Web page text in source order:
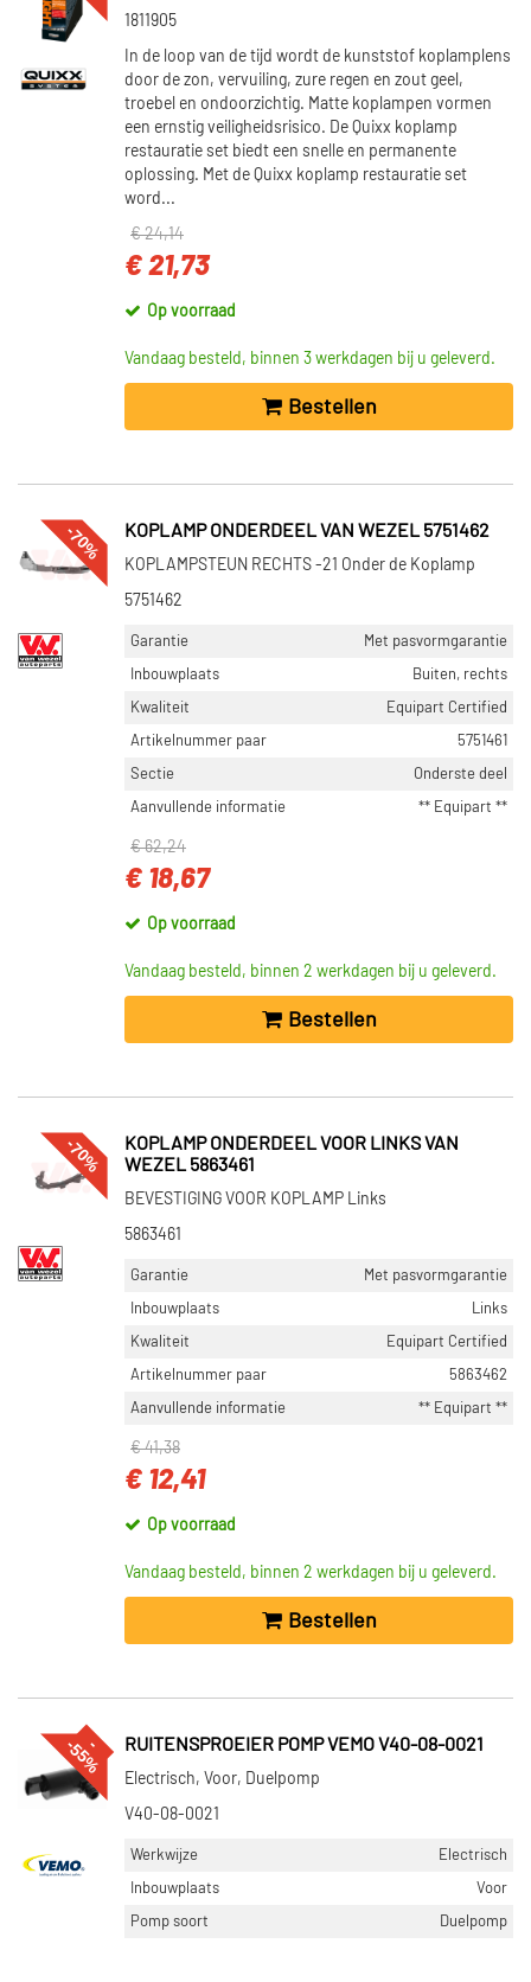
Toon meer
VOORRAAD
Op voorraad (820)
Niet op voorraad (776)
1811905
In de loop van de tijd wordt de kunststof koplamplens
door de zon, vervuiling, zure regen en zout geel,
troebel en ondoorzichtig. Matte koplampen vormen
een ernstig veiligheidsrisico. De Quixx koplamp
restauratie set biedt een snelle en permanente
oplossing. Met de Quixx koplamp restauratie set
word...
€ 24,14
€ 21,73
Op voorraad
Vandaag besteld, binnen 3 werkdagen bij u geleverd.
Bestellen
-70% KOPLAMP ONDERDEEL VAN WEZEL 5751462
KOPLAMPSTEUN RECHTS -21 Onder de Koplamp
5751462
Garantie
Met pasvormgarantie
Inbouwplaats
Buiten, rechts
Kwaliteit
Equipart Certified
Artikelnummer paar
5751461
Sectie
Onderste deel
Aanvullende informatie
** Equipart **
€ 62,24
€ 18,67
Op voorraad
Vandaag besteld, binnen 2 werkdagen bij u geleverd.
Bestellen
-70%
KOPLAMP ONDERDEEL VOOR LINKS VAN
WEZEL 5863461
BEVESTIGING VOOR KOPLAMP Links
5863461
Garantie
Met pasvormgarantie
Inbouwplaats
Links
Kwaliteit
Equipart Certified
Artikelnummer paar
5863462
Aanvullende informatie
** Equipart **
€ 41,38
€ 12,41
Op voorraad
Vandaag besteld, binnen 2 werkdagen bij u geleverd.
Bestellen
--
5
5
% RUITENSPROEIER POMP VEMO V40-08-0021
Electrisch, Voor, Duelpomp
V40-08-0021
Werkwijze
Electrisch
Inbouwplaats
Voor
Pomp soort
Duelpomp